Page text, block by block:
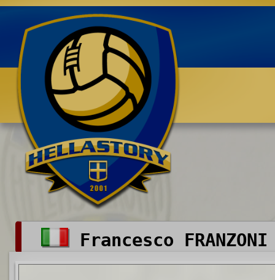
Benvenuti su HELLASTORY.net
Francesco FRANZONI